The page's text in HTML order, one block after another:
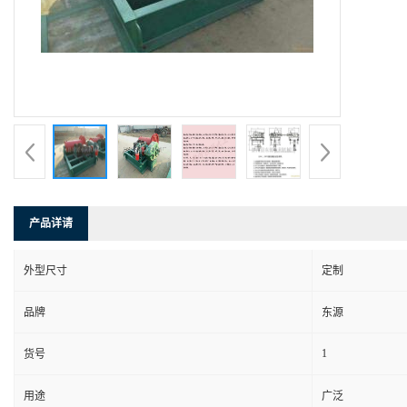
产品详请
外型尺寸 定制
品牌 东源
货号 1
用途 广泛